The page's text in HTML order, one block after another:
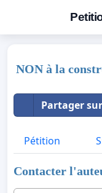
NON à la
Partager
Pétition
Contacter